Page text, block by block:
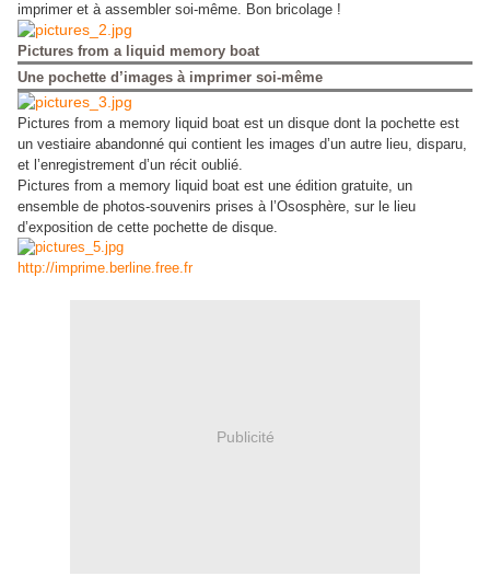
imprimer et à assembler soi-même. Bon bricolage !
Pictures from a liquid memory boat
Une pochette d’images à imprimer soi-même
Pictures from a memory liquid boat est un disque dont la pochette est
un vestiaire abandonné qui contient les images d’un autre lieu, disparu,
et l’enregistrement d’un récit oublié.
Pictures from a memory liquid boat est une édition gratuite, un
ensemble de photos-souvenirs prises à l’Ososphère, sur le lieu
d’exposition de cette pochette de disque.
http://imprime.berline.free.fr
Publicité